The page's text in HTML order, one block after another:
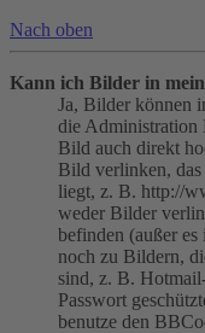
Nach oben
Kann ich Bilder in
Ja, Bilder können
die Administration
Bild auch direkt
Bild verlinken,
liegt, z. B. http://
weder Bilder
befinden (außer
noch zu Bildern,
sind, z. B.
Passwort
benutze den